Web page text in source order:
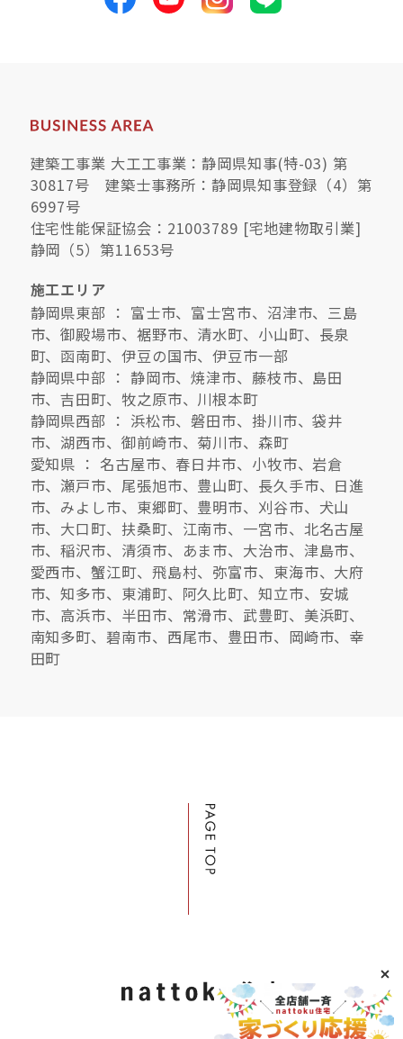
建築工事業 大工工事業：静岡県知事(特-03) 第
30817号 建築士事務所：静岡県知事登録（4）第
6997号
住宅性能保証協会：21003789 [宅地建物取引業]
静岡（5）第11653号
施工エリア
静岡県東部 ： 富士市、富士宮市、沼津市、三島
市、御殿場市、裾野市、清水町、小山町、長泉
町、函南町、伊豆の国市、伊豆市一部
静岡県中部 ： 静岡市、焼津市、藤枝市、島田
市、吉田町、牧之原市、川根本町
静岡県西部 ： 浜松市、磐田市、掛川市、袋井
市、湖西市、御前崎市、菊川市、森町
愛知県 ： 名古屋市、春日井市、小牧市、岩倉
市、瀬戸市、尾張旭市、豊山町、長久手市、日進
市、みよし市、東郷町、豊明市、刈谷市、犬山
市、大口町、扶桑町、江南市、一宮市、北名古屋
市、稲沢市、清須市、あま市、大治市、津島市、
愛西市、蟹江町、飛島村、弥富市、東海市、大府
市、知多市、東浦町、阿久比町、知立市、安城
市、高浜市、半田市、常滑市、武豊町、美浜町、
南知多町、碧南市、西尾市、豊田市、岡崎市、幸
田町